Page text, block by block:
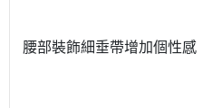
腰部裝飾細垂帶增加個性感